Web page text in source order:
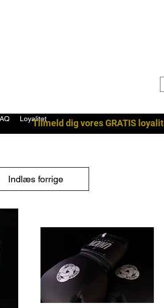
LoyalitetTilmeld dig vores GRATIS
Indlæs forrige